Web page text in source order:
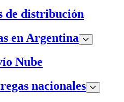
de distribución
en Argentina
Nube
nacionales